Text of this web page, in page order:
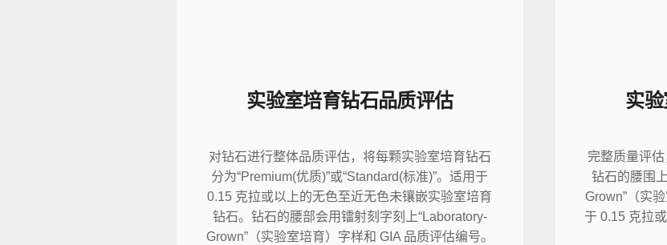
实验室培育钻石品质评估
对钻石进行整体品质评估，将每颗实验室培育钻石
分为“Premium(优质)”或“Standard(标准)”。适用于
0.15 克拉或以上的无色至近无色未镶嵌实验室培育
钻石。钻石的腰部会用镭射刻字刻上“Laboratory-
Grown”（实验室培育）字样和 GIA 品质评估编号。
实
完整质量评
钻石的腰围
Grown”（实
于 0.15 克拉